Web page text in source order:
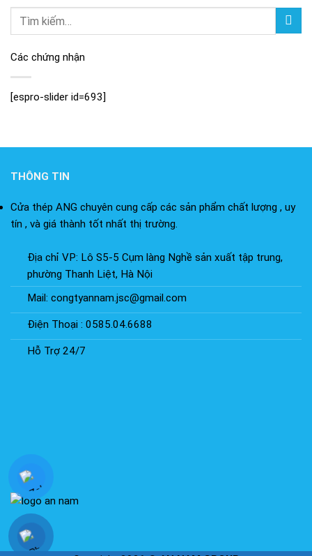
Các chứng nhận
[espro-slider id=693]
THÔNG TIN
Cửa thép ANG chuyên cung cấp các sản phẩm chất lượng , uy
tín , và giá thành tốt nhất thị trường.
Địa chỉ VP: Lô S5-5 Cụm làng Nghề sản xuất tập trung,
phường Thanh Liệt, Hà Nội
Mail: congtyannam.jsc@gmail.com
Điện Thoại : 0585.04.6688
Hỗ Trợ 24/7